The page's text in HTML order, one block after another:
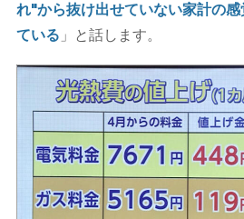
れ"から抜け出せていない家計の
ている 」と話します。